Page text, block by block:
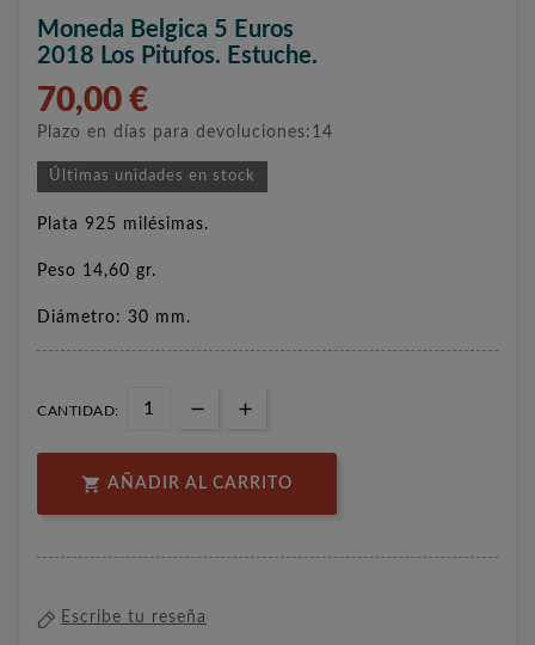
Moneda Belgica 5 Euros
2018 Los Pitufos. Estuche.
70,00 €
Plazo en días para devoluciones:14
Últimas unidades en stock
Plata 925 milésimas.
Peso 14,60 gr.
Diámetro: 30 mm.
CANTIDAD:
 AÑADIR AL CARRITO
Escribe tu reseña